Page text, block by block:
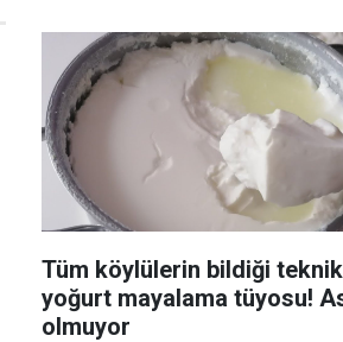
Tüm köylülerin bildiği
yoğurt mayalama tüyosu!
olmuyor